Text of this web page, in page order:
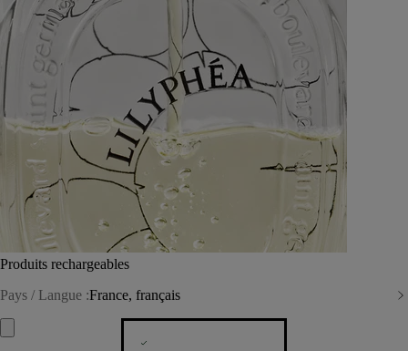
Produits rechargeables
Pays / Langue :France, français